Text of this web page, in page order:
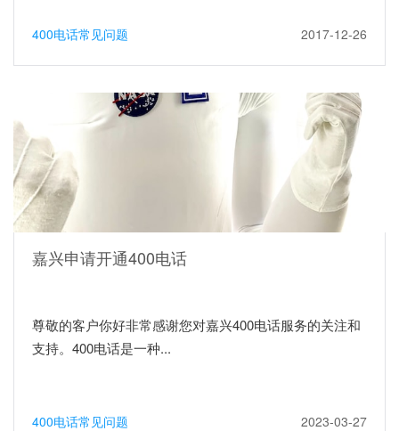
400电话常见问题 2017-12-26
嘉兴申请开通400电话
尊敬的客户你好非常感谢您对嘉兴400电话服务的关注和
支持。400电话是一种...
400电话常见问题 2023-03-27